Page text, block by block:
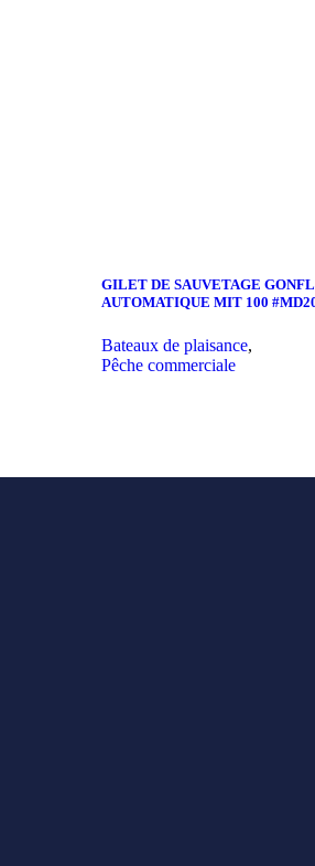
GILET DE SAUVETAGE
AUTOMATIQUE MIT 100
Bateaux de plaisance,
Pêche commerciale